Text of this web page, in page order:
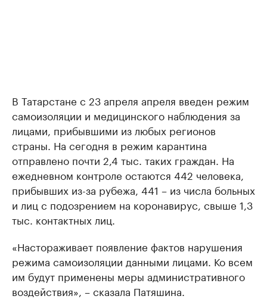
В Татарстане с 23 апреля апреля введен режим
самоизоляции и медицинского наблюдения за
лицами, прибывшими из любых регионов
страны. На сегодня в режим карантина
отправлено почти 2,4 тыс. таких граждан. На
ежедневном контроле остаются 442 человека,
прибывших из-за рубежа, 441 – из числа больных
и лиц с подозрением на коронавирус, свыше 1,3
тыс. контактных лиц.
«Настораживает появление фактов нарушения
режима самоизоляции данными лицами. Ко всем
им будут применены меры административного
воздействия», – сказала Патяшина.